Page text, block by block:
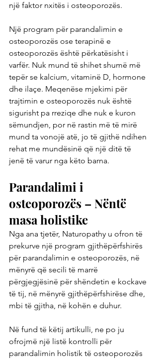
një faktor nxitës i osteoporozës.
Një program për parandalimin e
osteoporozës ose terapinë e
osteoporozës është përkatësisht i
varfër. Nuk mund të shihet shumë më
tepër se kalcium, vitaminë D, hormone
dhe ilaçe. Meqenëse mjekimi për
trajtimin e osteoporozës nuk është
sigurisht pa rreziqe dhe nuk e kuron
sëmundjen, por në rastin më të mirë
mund ta vonojë atë, jo të gjithë ndihen
rehat me mundësinë që një ditë të
jenë të varur nga këto barna.
Parandalimi i
osteoporozës – Nëntë
masa holistike
Nga ana tjetër, Naturopathy u ofron të
prekurve një program gjithëpërfshirës
për parandalimin e osteoporozës, në
mënyrë që secili të marrë
përgjegjësinë për shëndetin e kockave
të tij, në mënyrë gjithëpërfshirëse dhe,
mbi të gjitha, në kohën e duhur.
Në fund të këtij artikulli, ne po ju
ofrojmë një listë kontrolli për
parandalimin holistik të osteoporozës